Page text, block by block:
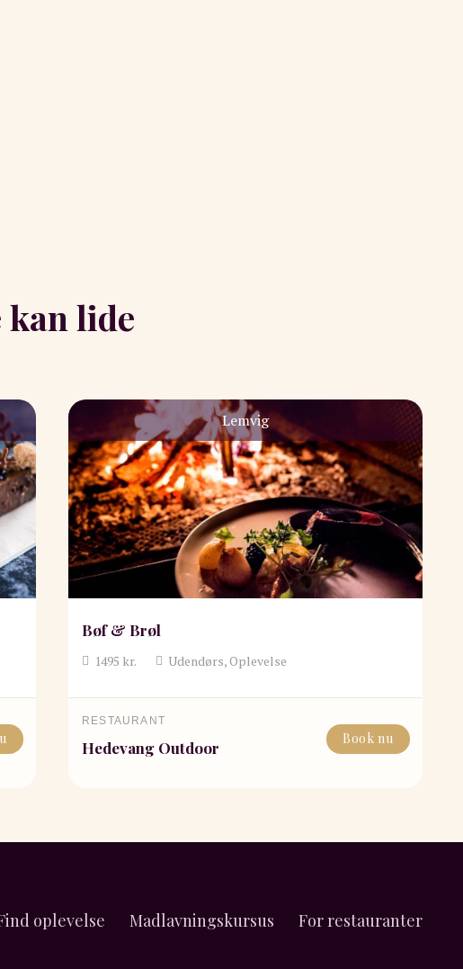
kan lide
Lemvig
Bøf & Brøl
1495 kr. Udendørs, Oplevelse
RESTAURANT
Hedevang Outdoor Book nu
oplevelse Madlavningskursus For restauranter